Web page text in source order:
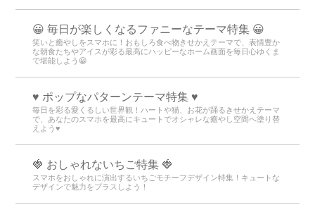
😀 毎日が楽しくなるファニーなテーマ特集 😀
笑いと癒やしをスマホに！おもしろ食べ物きせかえテーマで、表情豊か
な朝食たちやアイスが彩る最高にハッピーなホーム画面を毎日心ゆくま
で堪能しよう😀
♥️ ポップなパターンテーマ特集 ♥️
毎日を彩る愛くるしい世界観！ハートや猫、お花が踊るきせかえテーマ
で、あなたのスマホを最高にキュートでオシャレな癒やし空間へ塗り替
えよう♥️
🍓 おしゃれないちご特集 🍓
スマホをおしゃれに演出するいちごモチーフデザイン特集！キュートな
デザインで魅力をプラスしよう！